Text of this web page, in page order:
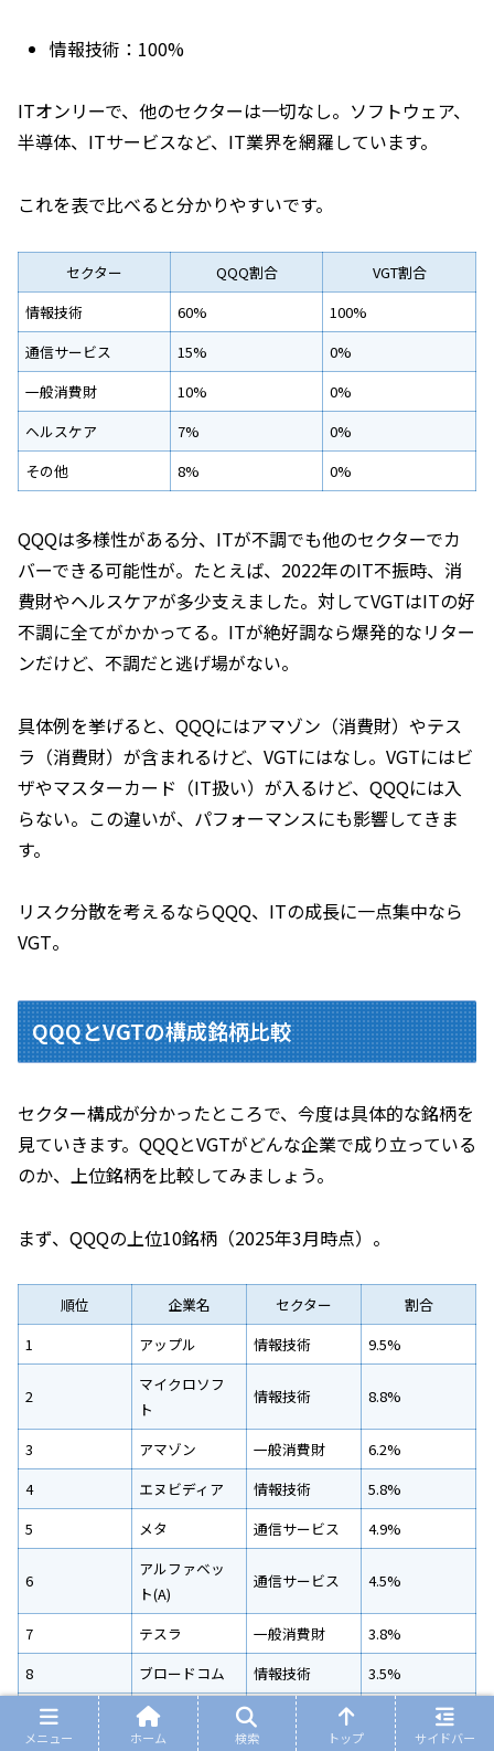
情報技術：100%
ITオンリーで、他のセクターは一切なし。ソフトウェア、
半導体、ITサービスなど、IT業界を網羅しています。
これを表で比べると分かりやすいです。
セクター QQQ割合
VGT割合
情報技術
60%
100%
通信サービス
15%
0%
一般消費財
10%
0%
ヘルスケア
7%
0%
その他
8% 0%
QQQは多様性がある分、ITが不調でも他のセクターでカ
バーできる可能性が。たとえば、2022年のIT不振時、消
費財やヘルスケアが多少支えました。対してVGTはITの好
不調に全てがかかってる。ITが絶好調なら爆発的なリター
ンだけど、不調だと逃げ場がない。
具体例を挙げると、QQQにはアマゾン（消費財）やテス
ラ（消費財）が含まれるけど、VGTにはなし。VGTにはビ
ザやマスターカード（IT扱い）が入るけど、QQQには入
らない。この違いが、パフォーマンスにも影響してきま
す。
リスク分散を考えるならQQQ、ITの成長に一点集中なら
VGT。
QQQとVGTの構成銘柄比較
セクター構成が分かったところで、今度は具体的な銘柄を
見ていきます。QQQとVGTがどんな企業で成り立っている
のか、上位銘柄を比較してみましょう。
まず、QQQの上位10銘柄（2025年3月時点）。
順位 企業名 セクター
割合
1
アップル 情報技術 9.5%
2
マイクロソフ
ト
情報技術 8.8%
3 アマゾン 一般消費財
6.2%
4
エヌビディア 情報技術
5.8%
5
メタ 通信サービス 4.9%
6
アルファベッ
ト(A)
通信サービス 4.5%
7 テスラ 一般消費財
3.8%
8
ブロードコム 情報技術 3.5%
アルファベッ
ト(C)
通信サービス 3.2%
メニュー ホーム 検索 トップ サイドバー